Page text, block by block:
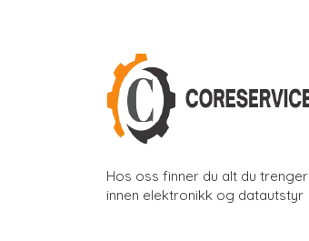
Hos oss finner du alt du trenger
innen elektronikk og datautstyr